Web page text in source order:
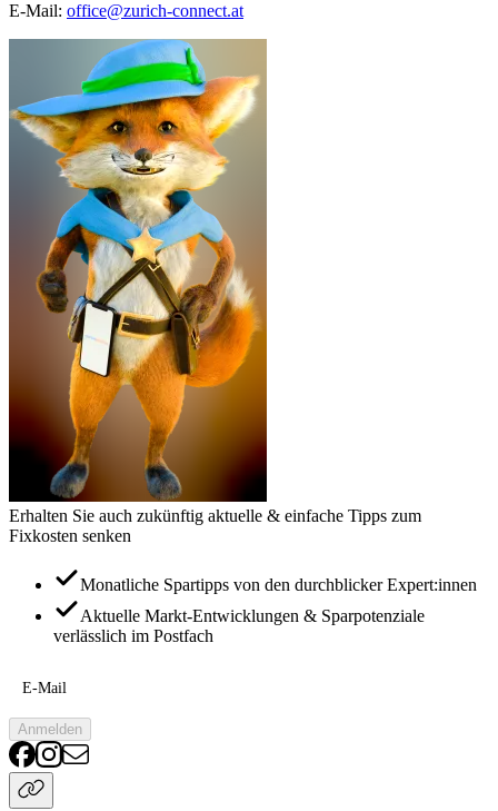
E-Mail: office@zurich-connect.at
Erhalten Sie auch zukünftig aktuelle & einfache Tipps zum
Fixkosten senken
Monatliche Spartipps von den durchblicker Expert:innen
Aktuelle Markt-Entwicklungen & Sparpotenziale
verlässlich im Postfach
E-Mail
Anmelden